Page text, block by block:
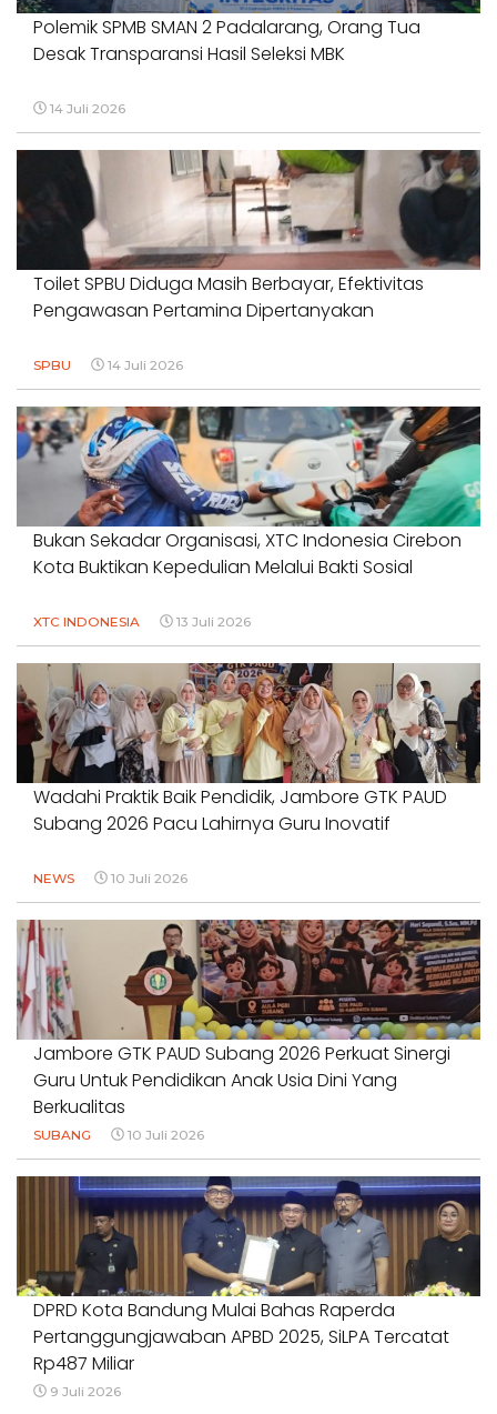
Polemik SPMB SMAN 2 Padalarang, Orang Tua
Desak Transparansi Hasil Seleksi MBK
14 Juli 2026
Toilet SPBU Diduga Masih Berbayar, Efektivitas
Pengawasan Pertamina Dipertanyakan
SPBU 14 Juli 2026
Bukan Sekadar Organisasi, XTC Indonesia Cirebon
Kota Buktikan Kepedulian Melalui Bakti Sosial
XTC INDONESIA 13 Juli 2026
Wadahi Praktik Baik Pendidik, Jambore GTK PAUD
Subang 2026 Pacu Lahirnya Guru Inovatif
NEWS 10 Juli 2026
Jambore GTK PAUD Subang 2026 Perkuat Sinergi
Guru Untuk Pendidikan Anak Usia Dini Yang
Berkualitas
SUBANG 10 Juli 2026
DPRD Kota Bandung Mulai Bahas Raperda
Pertanggungjawaban APBD 2025, SiLPA Tercatat
Rp487 Miliar
9 Juli 2026